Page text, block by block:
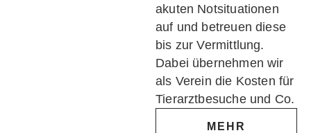
akuten Notsituationen
auf und betreuen diese
bis zur Vermittlung.
Dabei übernehmen wir
als Verein die Kosten für
Tierarztbesuche und Co.
MEHR